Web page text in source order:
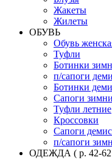
Жакеты
Жилеты
ОБУВЬ
Обувь
Туфли
Ботинки
п/сапоги
Ботинки
Сапоги
Туфли летние
Кроссовки
Сапоги
п/сапоги
ОДЕЖДА ( р. 42-